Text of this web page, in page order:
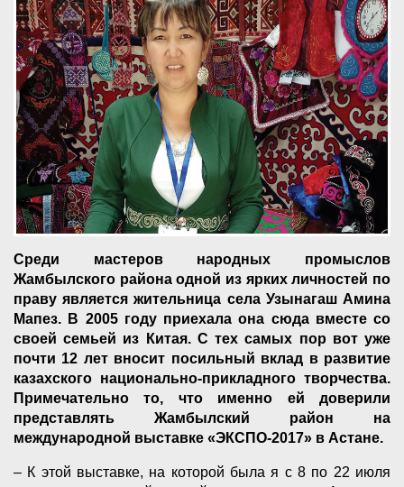
Среди мастеров народных промыслов
Жамбылского района одной из ярких личностей по
праву является жительница села Узынагаш Амина
Мапез. В 2005 году приехала она сюда вместе со
своей семьей из Китая. С тех самых пор вот уже
почти 12 лет вносит посильный вклад в развитие
казахского национально-прикладного творчества.
Примечательно то, что именно ей доверили
представлять Жамбылский район на
международной выставке «ЭКСПО-2017» в Астане.
– К этой выставке, на которой была я с 8 по 22 июля